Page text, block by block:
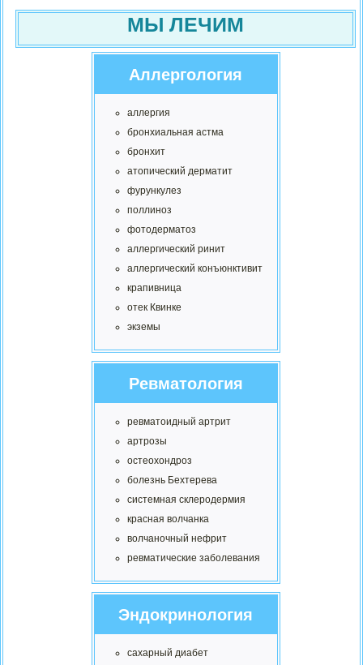
МЫ ЛЕЧИМ
Аллергология
аллергия
бронхиальная астма
бронхит
атопический дерматит
фурункулез
поллиноз
фотодерматоз
аллергический ринит
аллергический конъюнктивит
крапивница
отек Квинке
экземы
Ревматология
ревматоидный артрит
артрозы
остеохондроз
болезнь Бехтерева
системная склеродермия
красная волчанка
волчаночный нефрит
ревматические заболевания
Эндокринология
сахарный диабет